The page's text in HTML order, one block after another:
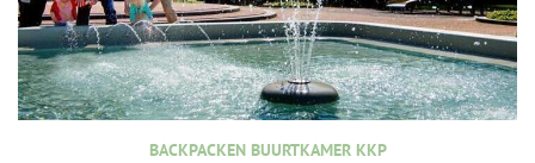
BACKPACKEN BUURTKAMER KKP